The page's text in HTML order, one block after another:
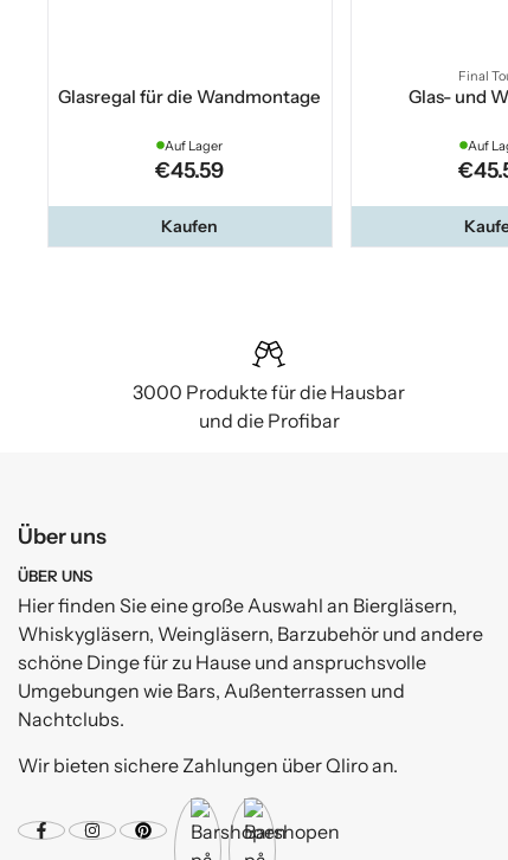
Glasregal für die Wandmontage
Auf Lager
€45.59
Kaufen
Final
Glas- und
Auf
3000 Produkte für die Hausbar
und die Profibar
Über uns
ÜBER UNS
Hier finden Sie eine große Auswahl an Biergläsern,
Whiskygläsern, Weingläsern, Barzubehör und andere
schöne Dinge für zu Hause und anspruchsvolle
Umgebungen wie Bars, Außenterrassen und
Nachtclubs.
Wir bieten sichere Zahlungen über Qliro an.